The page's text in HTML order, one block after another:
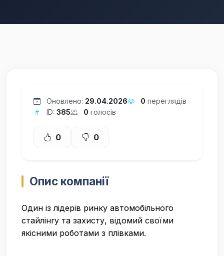
Оновлено: 29.04.2026 0 переглядів
ID: 385 0 голосів
0 0
Опис компанії
Один із лідерів ринку автомобільного
стайлінгу та захисту, відомий своїми
якісними роботами з плівками.